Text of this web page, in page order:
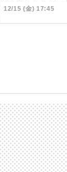
12/15 (金) 17:45